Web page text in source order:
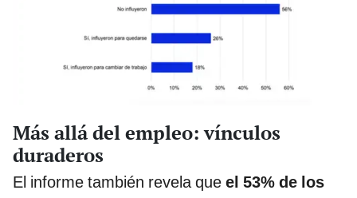
Más allá del empleo: vínculos
duraderos
El informe también revela que el 53% de los